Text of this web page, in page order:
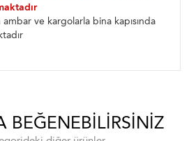
ambar ve kargolarla bina kapısında
BEĞENEBILIRSINIZ